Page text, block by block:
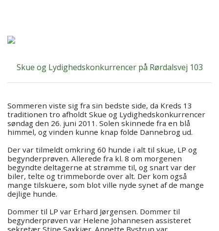
Om kredsen
Resultater
Galleri
KONTAKTER
Aktivitets kalender
Hjem
Skue og Lydighedskonkurrencer på Rørdalsvej 103
Sommeren viste sig fra sin bedste side, da Kreds 13
traditionen tro afholdt Skue og Lydighedskonkurrencer
søndag den 26. juni 2011. Solen skinnede fra en blå
himmel, og vinden kunne knap folde Dannebrog ud.
Der var tilmeldt omkring 60 hunde i alt til skue, LP og
begynderprøven. Allerede fra kl. 8 om morgenen
begyndte deltagerne at strømme til, og snart var der
biler, telte og trimmeborde over alt. Der kom også
mange tilskuere, som blot ville nyde synet af de mange
dejlige hunde.
Dommer til LP var Erhard Jørgensen. Dommer til
begynderprøven var Helene Johannesen assisteret
sekretær Stine Saxkjær. Annette Bystrup var